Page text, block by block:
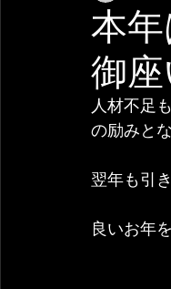
本
御座
人材不足
の励みと
翌年も引
良いお年